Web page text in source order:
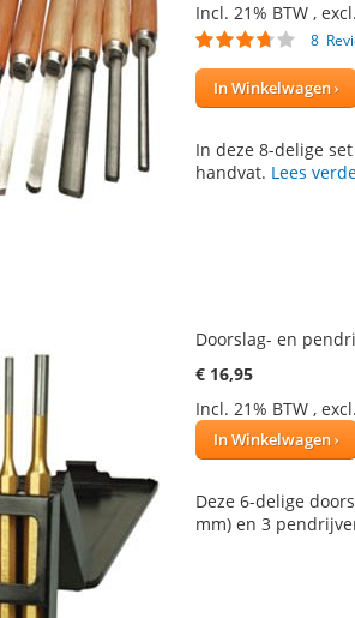
Incl. 21% BTW , excl.
Waardering:
8
In Winkelwagen
In deze 8-delige
handvat. Lees
Doorslag- en
€ 16,95
Incl. 21% BTW , excl.
In Winkelwagen
Deze 6-delige
mm) en 3